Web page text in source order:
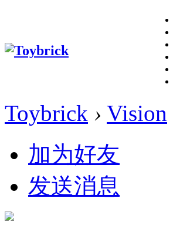
Toybrick › Vision
加为好友
发送消息